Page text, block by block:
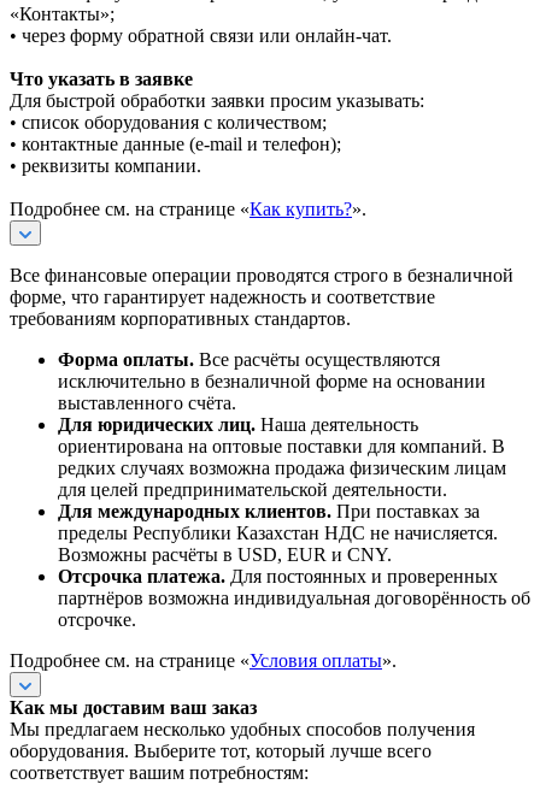
«Контакты»;
• через форму обратной связи или онлайн-чат.
Что указать в заявке
Для быстрой обработки заявки просим указывать:
• список оборудования с количеством;
• контактные данные (e-mail и телефон);
• реквизиты компании.
Подробнее см. на странице «Как купить?».
Все финансовые операции проводятся строго в безналичной
форме, что гарантирует надежность и соответствие
требованиям корпоративных стандартов.
Форма оплаты. Все расчёты осуществляются
исключительно в безналичной форме на основании
выставленного счёта.
Для юридических лиц. Наша деятельность
ориентирована на оптовые поставки для компаний. В
редких случаях возможна продажа физическим лицам
для целей предпринимательской деятельности.
Для международных клиентов. При поставках за
пределы Республики Казахстан НДС не начисляется.
Возможны расчёты в USD, EUR и CNY.
Отсрочка платежа. Для постоянных и проверенных
партнёров возможна индивидуальная договорённость об
отсрочке.
Подробнее см. на странице «Условия оплаты».
Как мы доставим ваш заказ
Мы предлагаем несколько удобных способов получения
оборудования. Выберите тот, который лучше всего
соответствует вашим потребностям: